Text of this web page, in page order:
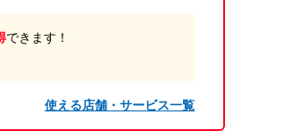
できます！
使える店舗・サービス一覧